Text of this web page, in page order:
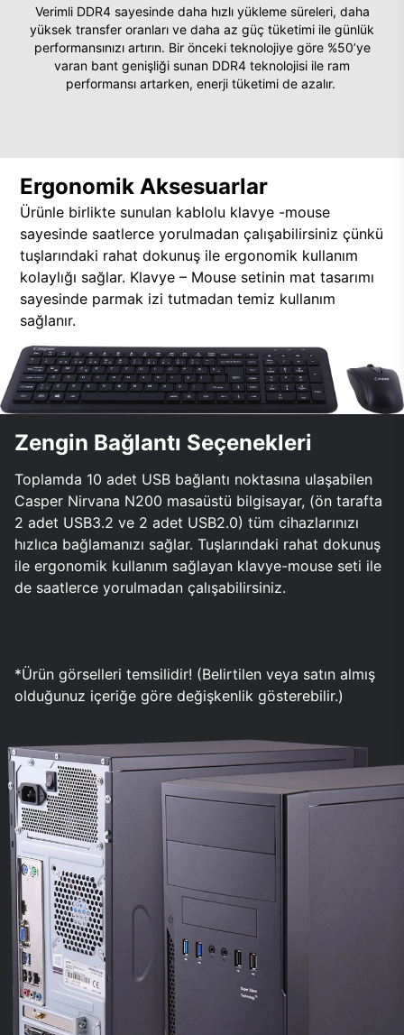
Verimli DDR4 sayesinde daha hızlı yükleme süreleri, daha
yüksek transfer oranları ve daha az güç tüketimi ile günlük
performansınızı artırın. Bir önceki teknolojiye göre %50’ye
varan bant genişliği sunan DDR4 teknolojisi ile ram
performansı artarken, enerji tüketimi de azalır.
Ergonomik Aksesuarlar
Ürünle birlikte sunulan kablolu klavye -mouse
sayesinde saatlerce yorulmadan çalışabilirsiniz çünkü
tuşlarındaki rahat dokunuş ile ergonomik kullanım
kolaylığı sağlar. Klavye – Mouse setinin mat tasarımı
sayesinde parmak izi tutmadan temiz kullanım
sağlanır.
Zengin Bağlantı Seçenekleri
Toplamda 10 adet USB bağlantı noktasına ulaşabilen
Casper Nirvana N200 masaüstü bilgisayar, (ön tarafta
2 adet USB3.2 ve 2 adet USB2.0) tüm cihazlarınızı
hızlıca bağlamanızı sağlar. Tuşlarındaki rahat dokunuş
ile ergonomik kullanım sağlayan klavye-mouse seti ile
de saatlerce yorulmadan çalışabilirsiniz.
*Ürün görselleri temsilidir! (Belirtilen veya satın almış
olduğunuz içeriğe göre değişkenlik gösterebilir.)